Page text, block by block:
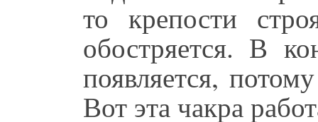
то крепости
обостряется. В
появляется,
Вот эта чакра